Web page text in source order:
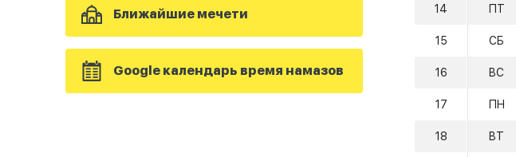
Ближайшие мечети
Google календарь время намазов
14 ПТ
15 СБ
16 ВС
17 ПН
18 ВТ